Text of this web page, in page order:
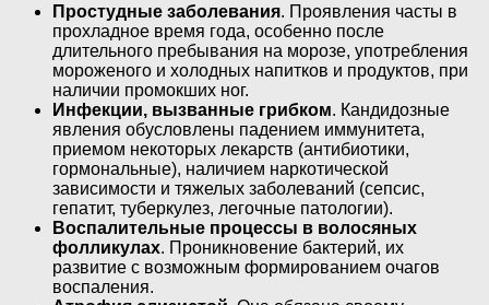
Простудные заболевания. Проявления часты в
прохладное время года, особенно после
длительного пребывания на морозе, употребления
мороженого и холодных напитков и продуктов, при
наличии промокших ног.
Инфекции, вызванные грибком. Кандидозные
явления обусловлены падением иммунитета,
приемом некоторых лекарств (антибиотики,
гормональные), наличием наркотической
зависимости и тяжелых заболеваний (сепсис,
гепатит, туберкулез, легочные патологии).
Воспалительные процессы в волосяных
фолликулах. Проникновение бактерий, их
развитие с возможным формированием очагов
воспаления.